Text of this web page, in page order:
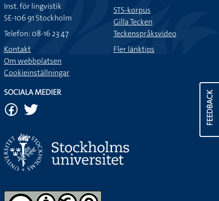
FEEDBACK
Inst. för lingvistik
SE-106 91 Stockholm
Telefon: 08-16 23 47
Kontakt
Om webbplatsen
Cookieinställningar
STS-korpus
Gilla Tecken
Teckenspråksvideo
Fler länktips
SOCIALA MEDIER